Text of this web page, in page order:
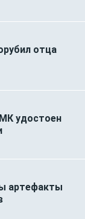
отца
удостоен
артефакты